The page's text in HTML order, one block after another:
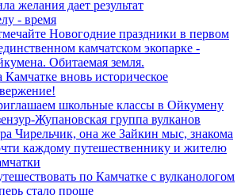
желания дает результат
- время
Новогодние праздники в первом
камчатском экопарке -
Обитаемая земля.
Камчатке вновь историческое
школьные классы в Ойкумену
Жупановская группа вулканов
Чирельчик, она же Зайкин мыс, знакома
каждому путешественнику и жителю
по Камчатке с вулканологом
стало проще